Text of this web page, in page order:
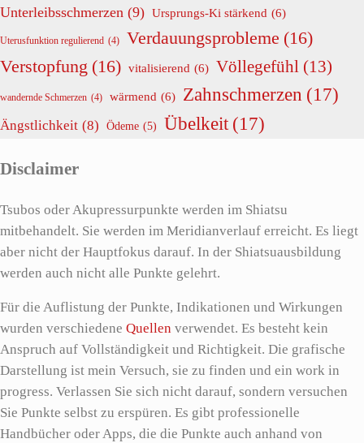
Unterleibsschmerzen (9) Ursprungs-Ki stärkend (6)
Uterusfunktion regulierend (4) Verdauungsprobleme (16)
Verstopfung (16) vitalisierend (6) Völlegefühl (13)
wandernde Schmerzen (4) wärmend (6) Zahnschmerzen (17)
Ängstlichkeit (8) Ödeme (5) Übelkeit (17)
Disclaimer
Tsubos oder Akupressurpunkte werden im Shiatsu
mitbehandelt. Sie werden im Meridianverlauf erreicht. Es liegt
aber nicht der Hauptfokus darauf. In der Shiatsuausbildung
werden auch nicht alle Punkte gelehrt.
Für die Auflistung der Punkte, Indikationen und Wirkungen
wurden verschiedeneQuellen verwendet. Es besteht kein
Anspruch auf Vollständigkeit und Richtigkeit. Die grafische
Darstellung ist mein Versuch, sie zu finden und ein work in
progress. Verlassen Sie sich nicht darauf, sondern versuchen
Sie Punkte selbst zu erspüren. Es gibt professionelle
Handbücher oder Apps, die die Punkte auch anhand von